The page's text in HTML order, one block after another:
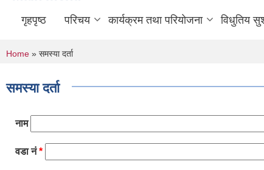
गृहपृष्ठ परिचय कार्यक्रम तथा परियोजना विधुतिय
You are here
Home » समस्या दर्ता
समस्या दर्ता
नाम
वडा नं*